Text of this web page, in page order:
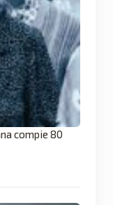
compie 80